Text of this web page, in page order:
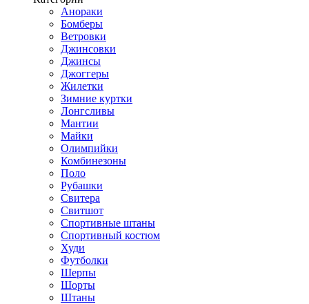
Анораки
Бомберы
Ветровки
Джинсовки
Джинсы
Джоггеры
Жилетки
Зимние куртки
Лонгсливы
Мантии
Майки
Олимпийки
Комбинезоны
Поло
Рубашки
Свитера
Свитшот
Спортивные штаны
Спортивный костюм
Худи
Футболки
Шерпы
Шорты
Штаны